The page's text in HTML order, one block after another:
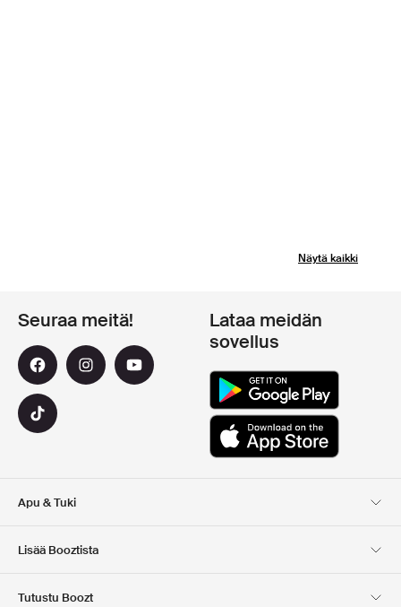
Näytä kaikki
Apu & Tuki
Lisää Booztista
Tutustu Boozt
Seuraa meitä!
Lataa meidän
sovellus